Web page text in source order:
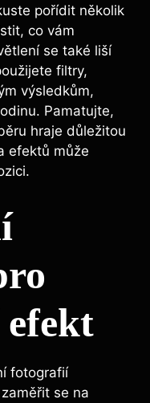
pořídit několik
⁢co‍ vám
se také liší
filtry,
výsledkům,
Pamatujte,
hraje ​důležitou
efektů může
​fotografií
se ⁣na